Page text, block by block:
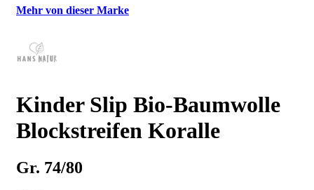
Mehr von dieser Marke
Kinder Slip Bio-Baumwolle
Blockstreifen Koralle
Gr. 74/80